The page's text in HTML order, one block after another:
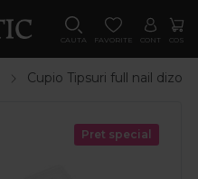
CAUTA FAVORITE CONT COS
Cupio Tipsuri full nail
Pret special